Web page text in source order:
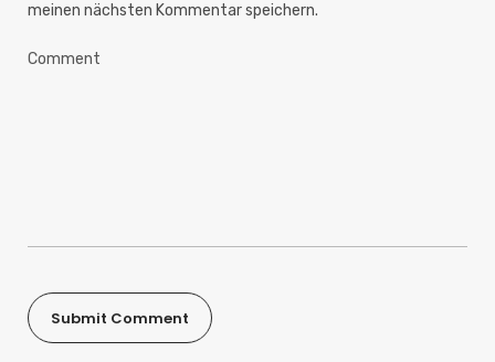
meinen nächsten Kommentar speichern.